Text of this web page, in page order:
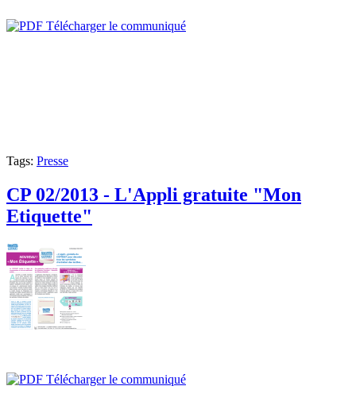
Télécharger le communiqué
Tags: Presse
CP 02/2013 - L'Appli gratuite "Mon
Etiquette"
Télécharger le communiqué